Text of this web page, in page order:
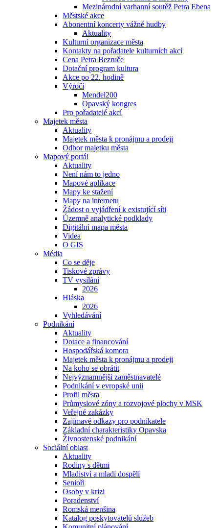
Mezinárodní varhanní soutěž Petra Ebena
Městské akce
Abonentní koncerty vážné hudby
Aktuality
Kulturní organizace města
Kontakty na pořadatele kulturních akcí
Cena Petra Bezruče
Dotační program kultura
Akce po 22. hodině
Výročí
Mendel200
Opavský kongres
Pro pořadatelé akcí
Majetek města
Aktuality
Majetek města k pronájmu a prodeji
Odbor majetku města
Mapový portál
Aktuality
Není nám to jedno
Mapové aplikace
Mapy ke stažení
Mapy na internetu
Žádost o vyjádření k existující síti
Územně analytické podklady
Digitální mapa města
Videa
O GIS
Média
Co se děje
Tiskové zprávy
TV vysílání
2026
Hláska
2026
Vyhledávání
Podnikání
Aktuality
Dotace a financování
Hospodářská komora
Majetek města k pronájmu a prodeji
Na koho se obrátit
Nejvýznamnější zaměstnavatelé
Podnikání v evropské unii
Profil města
Průmyslové zóny a rozvojové plochy v MSK
Veřejné zakázky
Zajímavé odkazy pro podnikatele
Základní charakteristiky Opavska
Živnostenské podnikání
Sociální oblast
Aktuality
Rodiny s dětmi
Mladiství a mladí dospělí
Senioři
Osoby v krizi
Poradenství
Romská menšina
Katalog poskytovatelů služeb